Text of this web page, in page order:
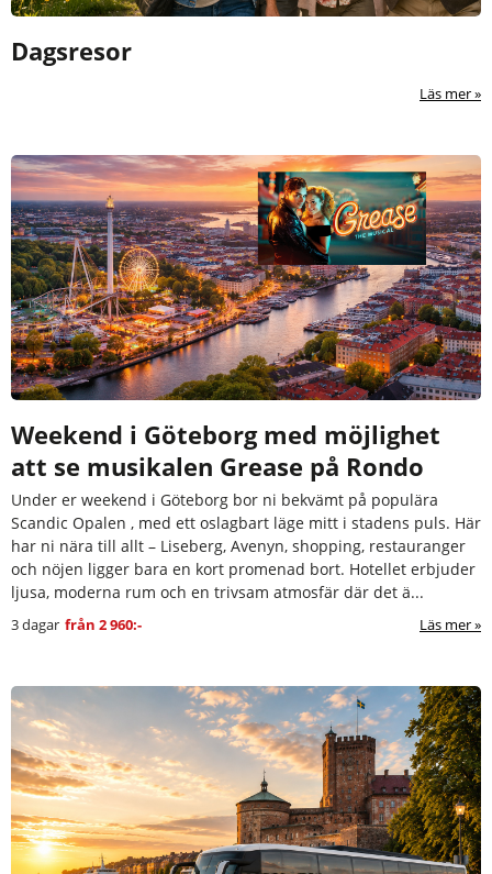
Dagsresor
Läs mer
Weekend i Göteborg med möjlighet
att se musikalen Grease på Rondo
Under er weekend i Göteborg bor ni bekvämt på populära
Scandic Opalen , med ett oslagbart läge mitt i stadens puls. Här
har ni nära till allt – Liseberg, Avenyn, shopping, restauranger
och nöjen ligger bara en kort promenad bort. Hotellet erbjuder
ljusa, moderna rum och en trivsam atmosfär där det ä...
3 dagar från2 960:- Läs mer